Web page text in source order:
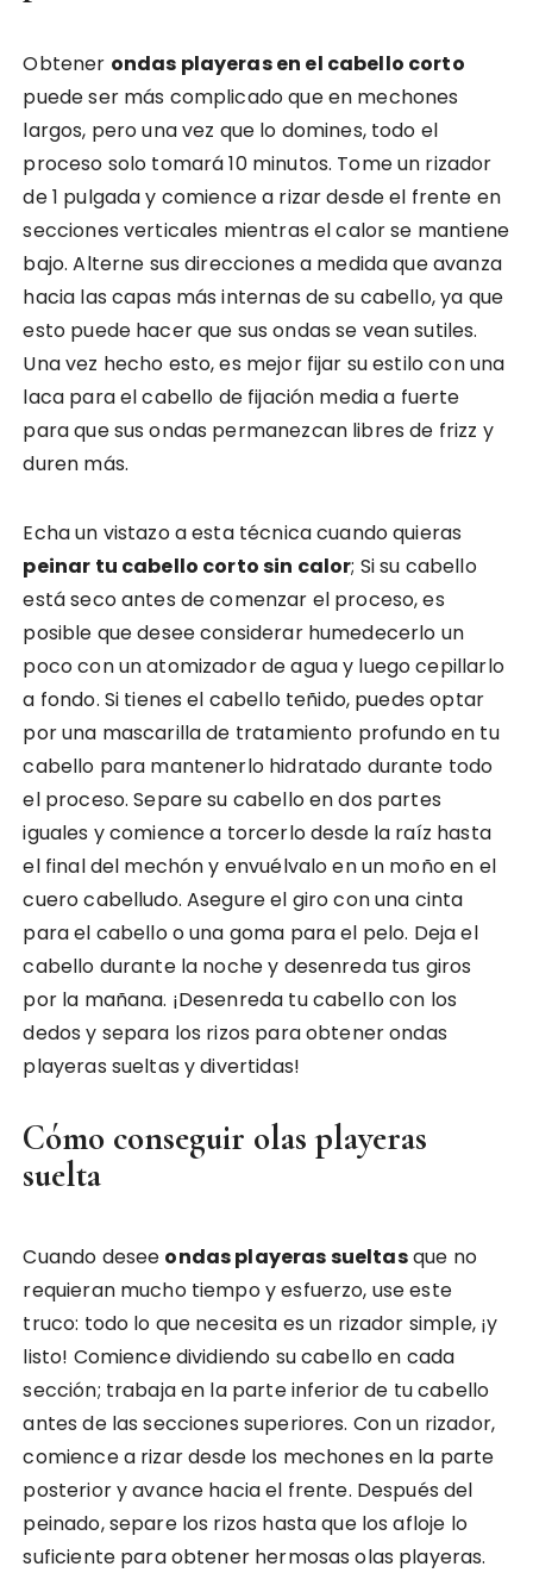
Obtener ondas playeras en el cabello corto
puede ser más complicado que en mechones
largos, pero una vez que lo domines, todo el
proceso solo tomará 10 minutos. Tome un rizador
de 1 pulgada y comience a rizar desde el frente en
secciones verticales mientras el calor se mantiene
bajo. Alterne sus direcciones a medida que avanza
hacia las capas más internas de su cabello, ya que
esto puede hacer que sus ondas se vean sutiles.
Una vez hecho esto, es mejor fijar su estilo con una
laca para el cabello de fijación media a fuerte
para que sus ondas permanezcan libres de frizz y
duren más.
Echa un vistazo a esta técnica cuando quieras
peinar tu cabello corto sin calor; Si su cabello
está seco antes de comenzar el proceso, es
posible que desee considerar humedecerlo un
poco con un atomizador de agua y luego cepillarlo
a fondo. Si tienes el cabello teñido, puedes optar
por una mascarilla de tratamiento profundo en tu
cabello para mantenerlo hidratado durante todo
el proceso. Separe su cabello en dos partes
iguales y comience a torcerlo desde la raíz hasta
el final del mechón y envuélvalo en un moño en el
cuero cabelludo. Asegure el giro con una cinta
para el cabello o una goma para el pelo. Deja el
cabello durante la noche y desenreda tus giros
por la mañana. ¡Desenreda tu cabello con los
dedos y separa los rizos para obtener ondas
playeras sueltas y divertidas!
Cómo conseguir olas playeras
suelta
Cuando desee ondas playeras sueltasque no
requieran mucho tiempo y esfuerzo, use este
truco: todo lo que necesita es un rizador simple, ¡y
listo! Comience dividiendo su cabello en cada
sección; trabaja en la parte inferior de tu cabello
antes de las secciones superiores. Con un rizador,
comience a rizar desde los mechones en la parte
posterior y avance hacia el frente. Después del
peinado, separe los rizos hasta que los afloje lo
suficiente para obtener hermosas olas playeras.